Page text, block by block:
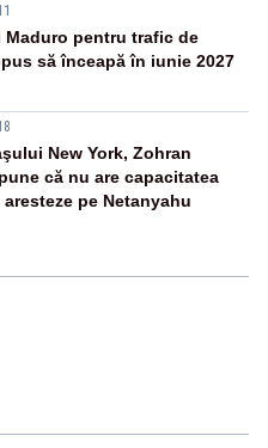
Maduro pentru trafic de
să înceapă în iunie 2027
New York, Zohran
că nu are capacitatea
pe Netanyahu